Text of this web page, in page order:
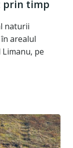
prin timp
naturii
arealul
pe